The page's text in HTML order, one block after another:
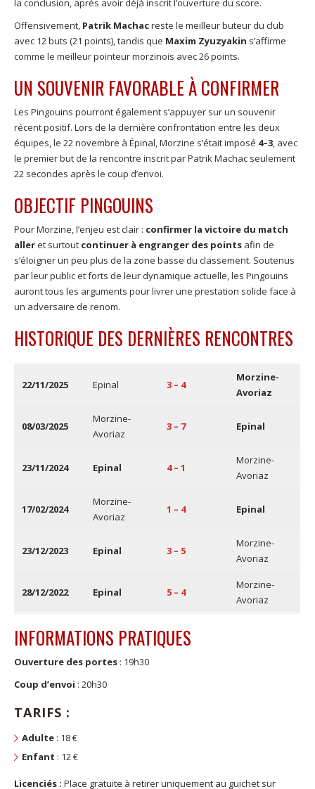
la conclusion, après avoir déjà inscrit l’ouverture du score.
Offensivement, Patrik Machacreste le meilleur buteur du club
avec 12 buts (21 points), tandis que Maxim Zyuzyakin s’affirme
comme le meilleur pointeur morzinois avec 26 points.
UN SOUVENIR FAVORABLE À CONFIRMER
Les Pingouins pourront également s’appuyer sur un souvenir
récent positif. Lors de la dernière confrontation entre les deux
équipes, le 22 novembre à Épinal, Morzine s’était imposé 4–3, avec
le premier but de la rencontre inscrit par Patrik Machac seulement
22 secondes après le coup d’envoi.
OBJECTIF PINGOUINS
Pour Morzine, l’enjeu est clair : confirmer la victoire du match
alleret surtout continuer à engranger des points afin de
s’éloigner un peu plus de la zone basse du classement. Soutenus
par leur public et forts de leur dynamique actuelle, les Pingouins
auront tous les arguments pour livrer une prestation solide face à
un adversaire de renom.
HISTORIQUE DES DERNIÈRES RENCONTRES
22/11/2025 Epinal 3 – 4
Morzine-
Avoriaz
08/03/2025
Morzine-
Avoriaz
3 – 7 Epinal
23/11/2024 Epinal 4 – 1
Morzine-
Avoriaz
17/02/2024
Morzine-
Avoriaz
1 – 4 Epinal
23/12/2023 Epinal 3 – 5
Morzine-
Avoriaz
28/12/2022 Epinal 5 – 4
Morzine-
Avoriaz
INFORMATIONS PRATIQUES
Ouverture des portes : 19h30
Coup d’envoi : 20h30
TARIFS :
Adulte : 18 €
Enfant : 12 €
Licenciés : Place gratuite à retirer uniquement au guichet sur